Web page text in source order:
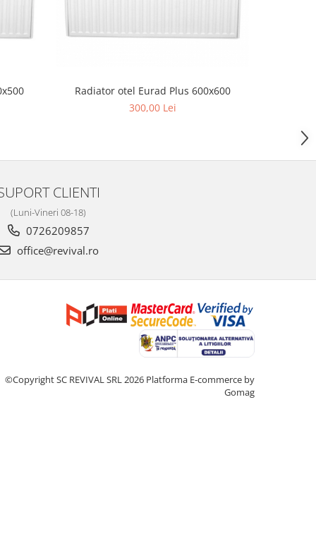
Radiator otel Eurad Plus 600x600
300,00 Lei
CLIENTI
(Luni-Vineri 08-18)
0726209857
office@revival.ro
©Copyright SC REVIVAL SRL 2026 Platforma E-commerce by
Gomag